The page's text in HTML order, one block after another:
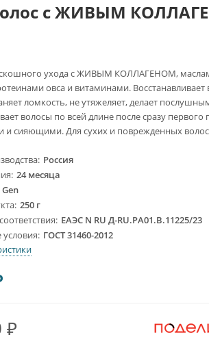
с ЖИВЫМ
ухода с ЖИВЫМ КОЛЛАГЕНОМ,
овса и витаминами. Восстанавливает
ломкость, не утяжеляет, делает
волосы по всей длине после сразу
и сияющими. Для сухих и поврежденных волос
Россия
24 месяца
250 г
ЕАЭС N RU Д-RU.PA01.B.11225/23
условия ГОСТ 31460-2012
₽